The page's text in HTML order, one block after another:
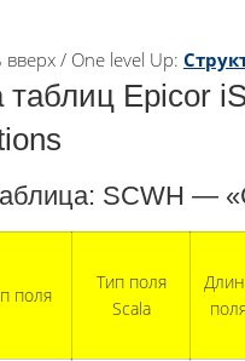
/ One level Up:
таблиц Epicor
SCWH —
поля
Тип поля
Scala